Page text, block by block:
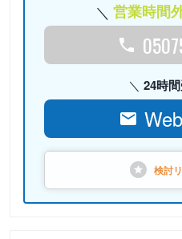
営業時間
24時
検討